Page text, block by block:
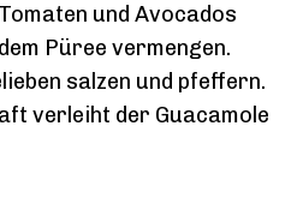
und Avocados
Püree vermengen.
salzen und pfeffern.
verleiht der Guacamole